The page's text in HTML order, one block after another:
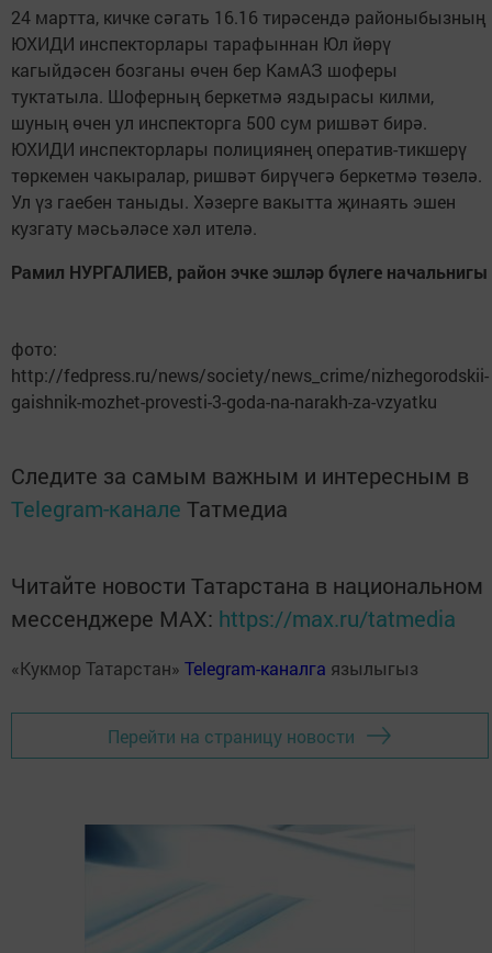
24 мартта, кичке сәгать 16.16 тирәсендә районыбызның
ЮХИДИ инспекторлары тарафыннан Юл йөрү
кагыйдәсен бозганы өчен бер КамАЗ шоферы
туктатыла. Шоферның беркетмә яздырасы килми,
шуның өчен ул инспекторга 500 сум ришвәт бирә.
ЮХИДИ инспекторлары полициянең оператив-тикшерү
төркемен чакыралар, ришвәт бирүчегә беркетмә төзелә.
Ул үз гаебен таныды. Хәзерге вакытта җинаять эшен
кузгату мәсьәләсе хәл ителә.
Рамил НУРГАЛИЕВ, район эчке эшләр бүлеге начальнигы
фото:
http://fedpress.ru/news/society/news_crime/nizhegorodskii-
gaishnik-mozhet-provesti-3-goda-na-narakh-za-vzyatku
Следите за самым важным и интересным в
Telegram-канале Татмедиа
Читайте новости Татарстана в национальном
мессенджере MАХ: https://max.ru/tatmedia
«Кукмор Татарстан» Telegram-каналга язылыгыз
Перейти на страницу новости